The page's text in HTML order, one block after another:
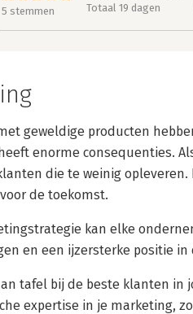
5 stemmen
Totaal 19 dagen
geweldige producten
enorme consequenties.
die te weinig opleveren.
de toekomst.
kan elke
en een ijzersterke positie
tafel bij de beste klanten in
expertise in je marketing,